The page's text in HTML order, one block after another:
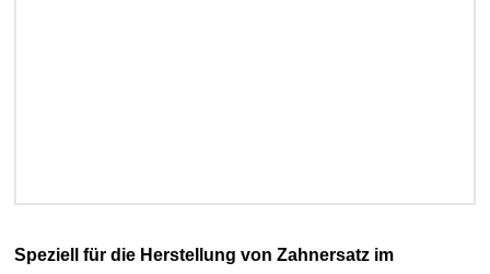
Speziell für die Herstellung von Zahnersatz im